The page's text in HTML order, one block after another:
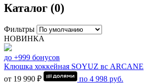
Каталог (0)
Фильтры
НОВИНКА
до +999 бонусов
Клюшка хоккейная SOYUZ вс ARCANE
от 19 990 ₽
по 4 998 руб.